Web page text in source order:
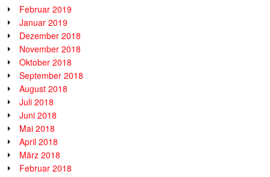
Februar 2019
Januar 2019
Dezember 2018
November 2018
Oktober 2018
September 2018
August 2018
Juli 2018
Juni 2018
Mai 2018
April 2018
März 2018
Februar 2018